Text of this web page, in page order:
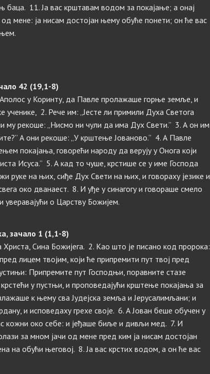
баца. 11. Ја вас крштавам водом за покајање; а онај
мене: ја нисам достојан њему обуће понети; он ће вас
42 (19,1-8)
у Коринту, да Павле пролажаше горње земље, и
ученике, 2. Рече им: „Јесте ли примили Духа Светога
му рекоше: „Нисмо ни чули да има Дух Свети.” 3. А он им
А они рекоше: „У крштење Јованово.” 4. А Павле
покајања, говорећи народу да верују у Онога који
Исуса.” 5. А кад то чуше, крстише се у име Господа
руке на њих, сиђе Дух Свети на њих, и говораху језике и
око дванаест. 8. И уђе у синагогу и говораше смело
уверавајући о Царству Божијем.
зачало 1 (1,1-8)
Христа, Сина Божијега. 2. Као што је писано код пророка:
лицем твојим, који ће припремити пут твој пред
Припремите пут Господњи, поравните стазе
у пустњи, и проповедајући крштење покајања за
к њему сва Јудејска земља и Јерусалимљани; и
и исповедаху грехе своје. 6. А Јован беше обучен у
кожни око себе: и јеђаше биље и дивљи мед. 7. И
за мном јачи од мене пред ким ја нисам достојан
на обући његовој. 8. Ја вас крстих водом, а он ће вас